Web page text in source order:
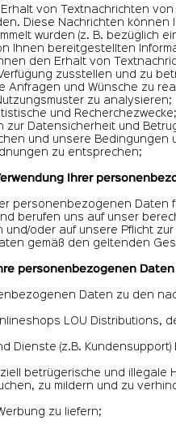
von Textnachrichten
Diese Nachrichten
wurden (z. B. bezüglich
Ihnen bereitgestellten
den Erhalt von
zusstellen und zu
Anfragen und Wünsche zu
zu analysieren;
und Recherchezwecke;
zur Datensicherheit und
und unsere
zu entsprechen;
Ihrer
personenbezogenen Daten
berufen uns auf unser
und/oder auf unsere Pflicht
gemäß den geltenden
personenbezogenen
Daten zu den
LOU Distributions,
Dienste (z.B.
betrügerische und
zu mildern und zu
zu liefern;